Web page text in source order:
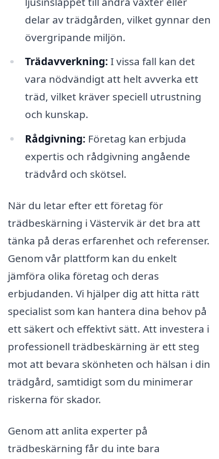
delar av trädgården, vilket gynnar den
övergripande miljön.
Trädavverkning: I vissa fall kan det
vara nödvändigt att helt avverka ett
träd, vilket kräver speciell utrustning
och kunskap.
Rådgivning: Företag kan erbjuda
expertis och rådgivning angående
trädvård och skötsel.
När du letar efter ett företag för
trädbeskärning i Västervik är det bra att
tänka på deras erfarenhet och referenser.
Genom vår plattform kan du enkelt
jämföra olika företag och deras
erbjudanden. Vi hjälper dig att hitta rätt
specialist som kan hantera dina behov på
ett säkert och effektivt sätt. Att investera i
professionell trädbeskärning är ett steg
mot att bevara skönheten och hälsan i din
trädgård, samtidigt som du minimerar
riskerna för skador.
Genom att anlita experter på
trädbeskärning får du inte bara